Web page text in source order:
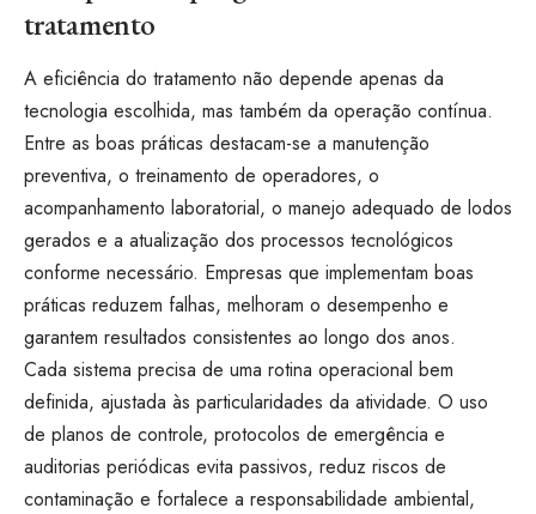
tratamento
A eficiência do tratamento não depende apenas da
tecnologia escolhida, mas também da operação contínua.
Entre as boas práticas destacam-se a manutenção
preventiva, o treinamento de operadores, o
acompanhamento laboratorial, o manejo adequado de lodos
gerados e a atualização dos processos tecnológicos
conforme necessário. Empresas que implementam boas
práticas reduzem falhas, melhoram o desempenho e
garantem resultados consistentes ao longo dos anos.
Cada sistema precisa de uma rotina operacional bem
definida, ajustada às particularidades da atividade. O uso
de planos de controle, protocolos de emergência e
auditorias periódicas evita passivos, reduz riscos de
contaminação e fortalece a responsabilidade ambiental,